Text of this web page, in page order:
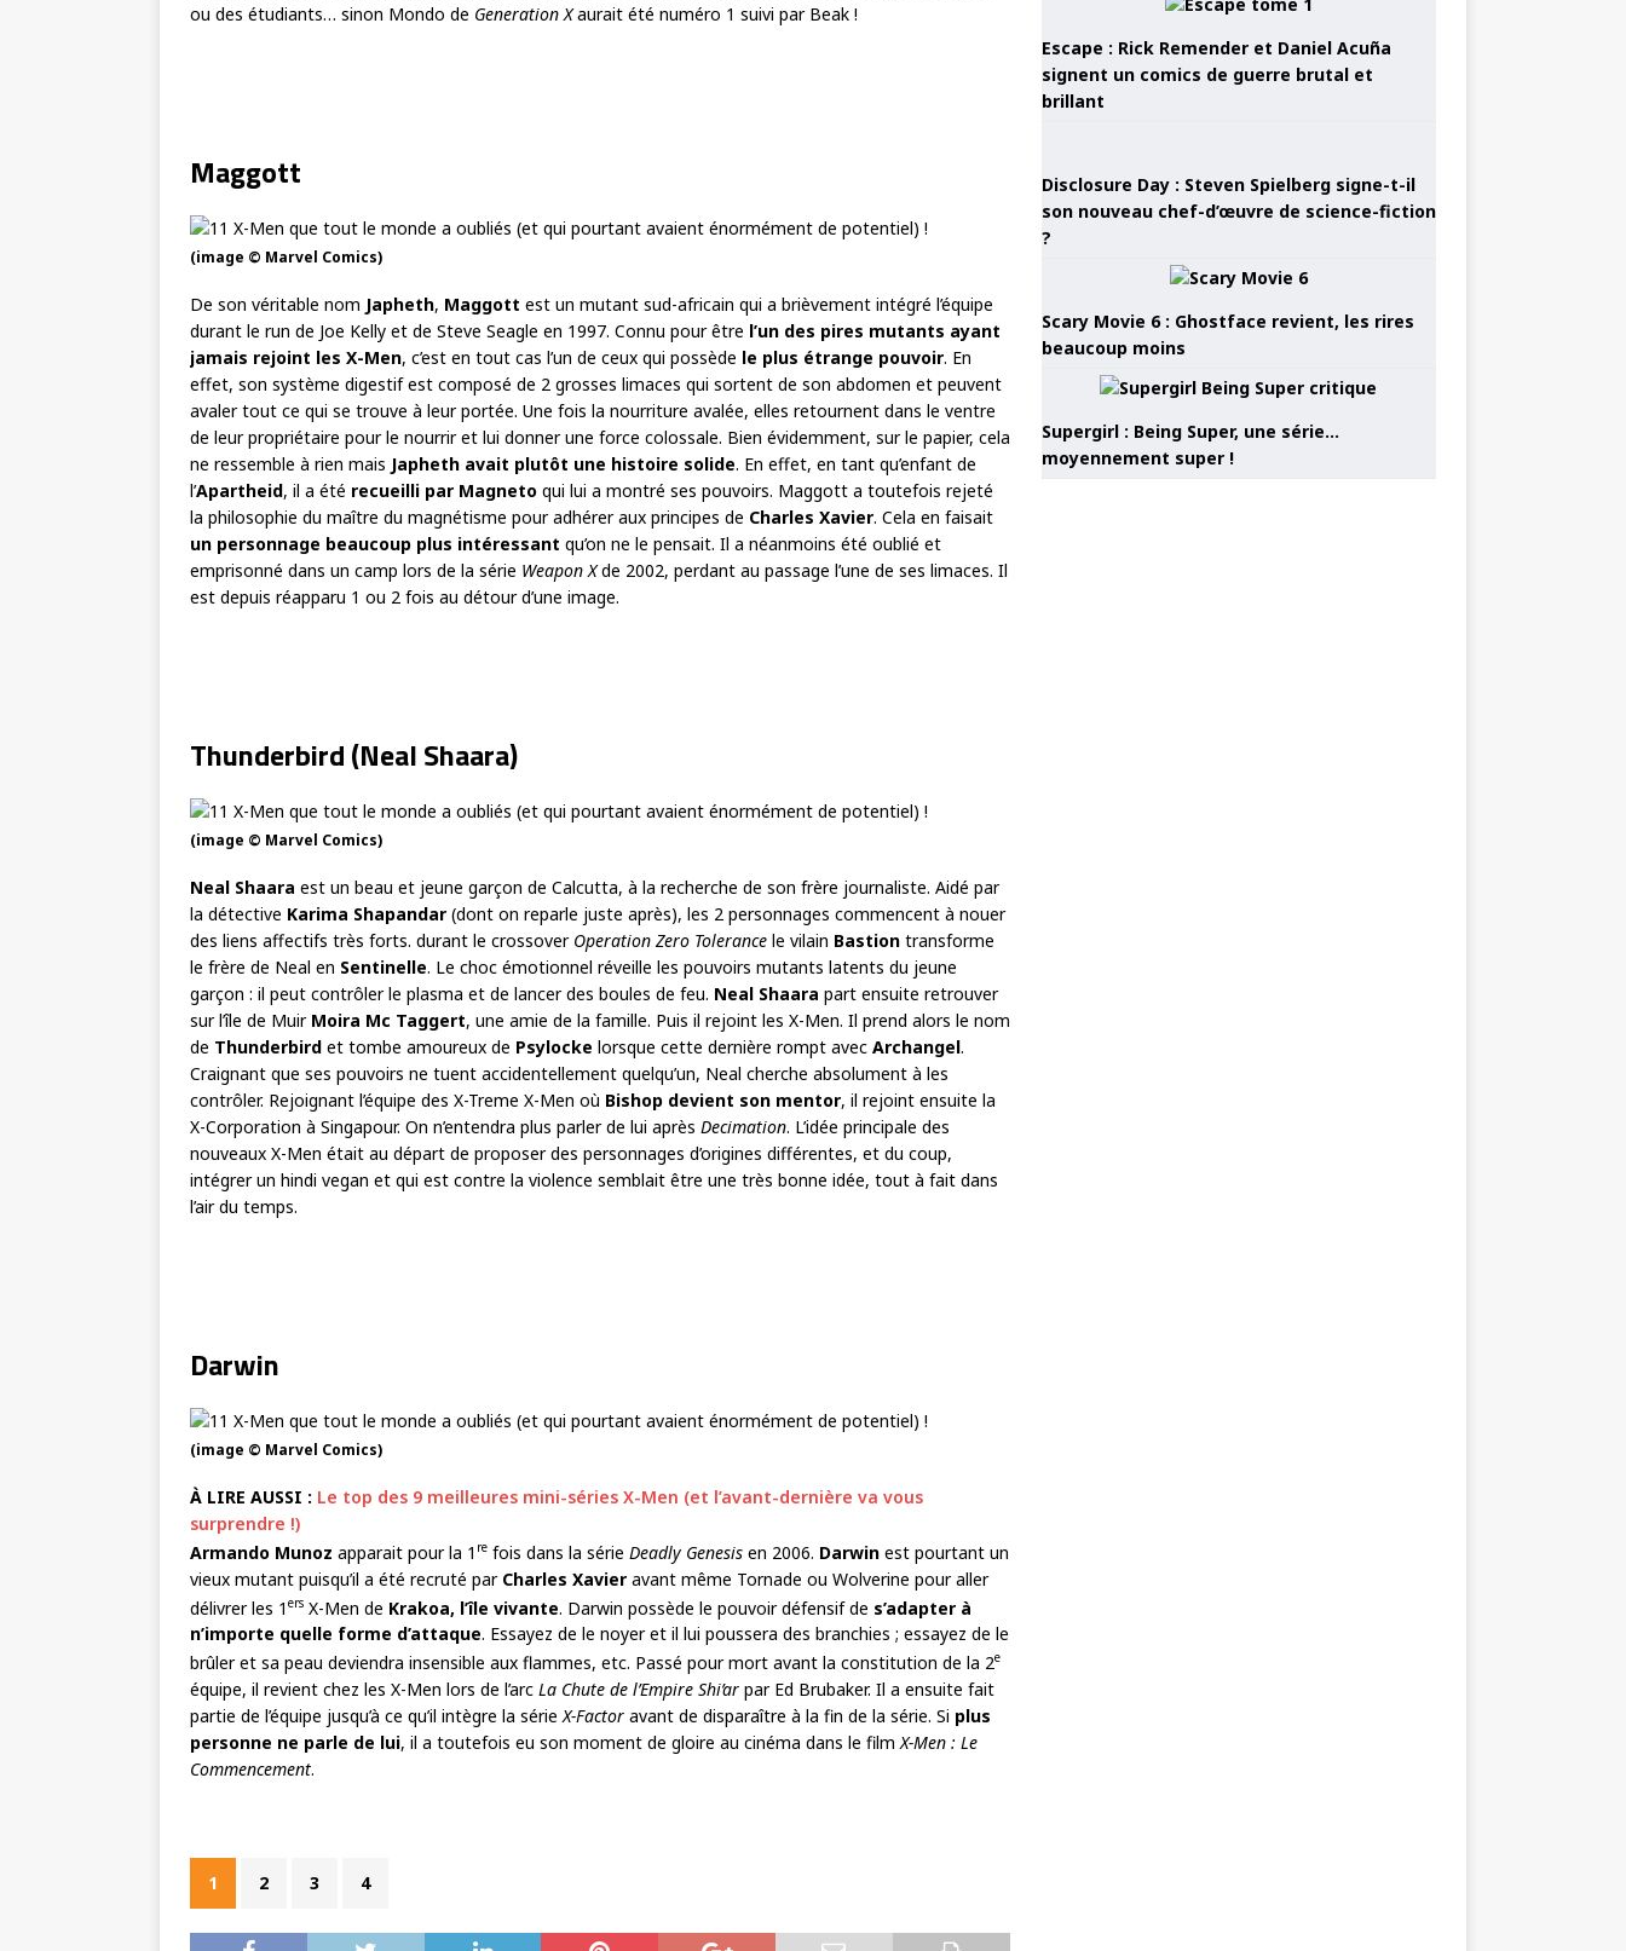
ou des étudiants… sinon Mondo de Generation Xaurait été numéro 1 suivi par Beak !
Maggott
(image © Marvel Comics)
De son véritable nom Japheth, Maggott est un mutant sud-africain qui a brièvement intégré l’équipe
durant le run de Joe Kelly et de Steve Seagle en 1997. Connu pour être l’un des pires mutants ayant
jamais rejoint les X-Men, c’est en tout cas l’un de ceux qui possède le plus étrange pouvoir. En
effet, son système digestif est composé de 2 grosses limaces qui sortent de son abdomen et peuvent
avaler tout ce qui se trouve à leur portée. Une fois la nourriture avalée, elles retournent dans le ventre
de leur propriétaire pour le nourrir et lui donner une force colossale. Bien évidemment, sur le papier, cela
ne ressemble à rien mais Japheth avait plutôt une histoire solide. En effet, en tant qu’enfant de
l’Apartheid, il a été recueilli par Magneto qui lui a montré ses pouvoirs. Maggott a toutefois rejeté
la philosophie du maître du magnétisme pour adhérer aux principes de Charles Xavier. Cela en faisait
un personnage beaucoup plus intéressant qu’on ne le pensait. Il a néanmoins été oublié et
emprisonné dans un camp lors de la série Weapon Xde 2002, perdant au passage l’une de ses limaces. Il
est depuis réapparu 1 ou 2 fois au détour d’une image.
Thunderbird (Neal Shaara)
(image © Marvel Comics)
Neal Shaara est un beau et jeune garçon de Calcutta, à la recherche de son frère journaliste. Aidé par
la détective Karima Shapandar (dont on reparle juste après), les 2 personnages commencent à nouer
des liens affectifs très forts. durant le crossover Operation Zero Tolerance le vilain Bastion transforme
le frère de Neal en Sentinelle. Le choc émotionnel réveille les pouvoirs mutants latents du jeune
garçon : il peut contrôler le plasma et de lancer des boules de feu. Neal Shaara part ensuite retrouver
sur l’île de Muir Moira Mc Taggert, une amie de la famille. Puis il rejoint les X-Men. Il prend alors le nom
de Thunderbird et tombe amoureux de Psylocke lorsque cette dernière rompt avec Archangel.
Craignant que ses pouvoirs ne tuent accidentellement quelqu’un, Neal cherche absolument à les
contrôler. Rejoignant l’équipe des X-Treme X-Men où Bishop devient son mentor, il rejoint ensuite la
X-Corporation à Singapour. On n’entendra plus parler de lui après Decimation. L’idée principale des
nouveaux X-Men était au départ de proposer des personnages d’origines différentes, et du coup,
intégrer un hindi vegan et qui est contre la violence semblait être une très bonne idée, tout à fait dans
l’air du temps.
Darwin
(image © Marvel Comics)
À LIRE AUSSI : Le top des 9 meilleures mini-séries X-Men (et l’avant-dernière va vous
surprendre !)
Armando Munoz apparait pour la 1 re fois dans la série Deadly Genesis en 2006. Darwin est pourtant un
vieux mutant puisqu’il a été recruté par Charles Xavier avant même Tornade ou Wolverine pour aller
délivrer les 1 ers X-Men de Krakoa, l’île vivante. Darwin possède le pouvoir défensif de s’adapter à
n’importe quelle forme d’attaque. Essayez de le noyer et il lui poussera des branchies ; essayez de le
brûler et sa peau deviendra insensible aux flammes, etc. Passé pour mort avant la constitution de la 2e
équipe, il revient chez les X-Men lors de l’arc La Chute de l’Empire Shi’ar par Ed Brubaker. Il a ensuite fait
partie de l’équipe jusqu’à ce qu’il intègre la sérieX-Factor avant de disparaître à la fin de la série. Si plus
personne ne parle de lui, il a toutefois eu son moment de gloire au cinéma dans le filmX-Men : Le
Commencement.
1 2 3 4
Escape : Rick Remender et Daniel Acuña
signent un comics de guerre brutal et
brillant
Disclosure Day : Steven Spielberg signe-t-il
son nouveau chef-d’œuvre de science-fiction
?
Scary Movie 6 : Ghostface revient, les rires
beaucoup moins
Supergirl : Being Super, une série…
moyennement super !